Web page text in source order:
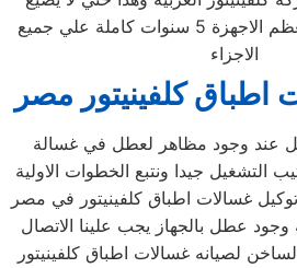
الضمان ويكون في معظم الاجهزة 5 سنوات كاملة علي جميع
الاجزاء
اطباق كلفينيتور مصر
عند وجود مظاهر لعطل في غسالة
التشغيل جيدا ونتبع الخطوات الاولية
غسالات اطباق كلفينيتور في مصر
وجود عطل بالجهاز يجب علينا الاتصال
لصيانه غسالات اطباق كلفينيتور